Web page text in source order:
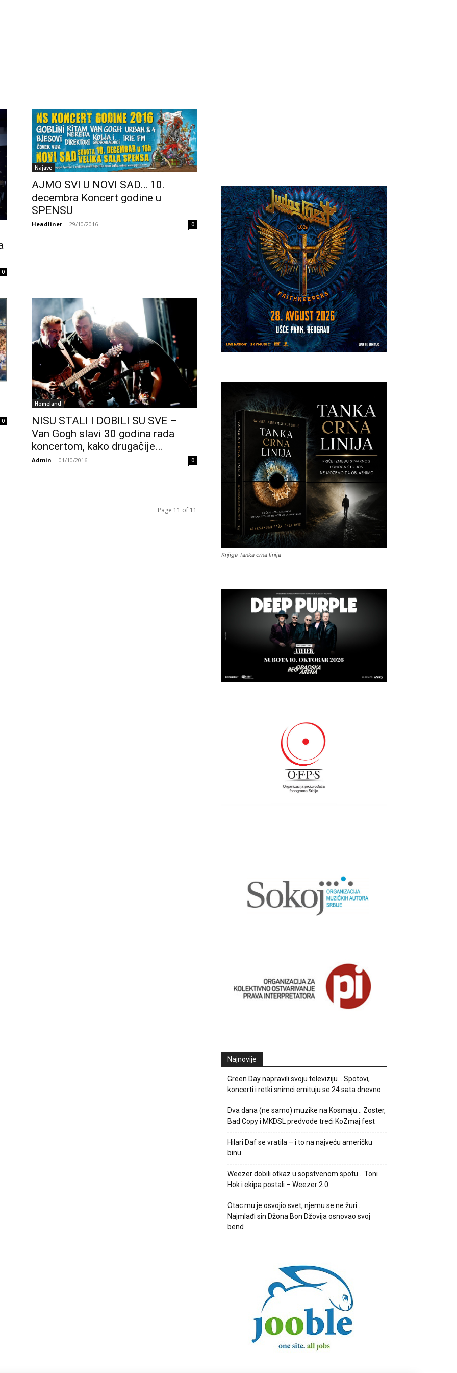
0
Najave
AJMO SVI U NOVI SAD… 10.
decembra Koncert godine u
SPENSU
Headliner - 29/10/2016 0
0
Homeland
NISU STALI I DOBILI SU SVE –
Van Gogh slavi 30 godina rada
koncertom, kako drugačije…
Admin - 01/10/2016 0
Page 11 of 11
Knjiga Tanka crna linija
Najnovije
Green Day napravili svoju televiziju… Spotovi,
koncerti i retki snimci emituju se 24 sata dnevno
Dva dana (ne samo) muzike na Kosmaju… Zoster,
Bad Copy i MKDSL predvode treći KoZmaj fest
Hilari Daf se vratila – i to na najveću američku
binu
Weezer dobili otkaz u sopstvenom spotu… Toni
Hok i ekipa postali – Weezer 2.0
Otac mu je osvojio svet, njemu se ne žuri…
Najmlađi sin Džona Bon Džovija osnovao svoj
bend